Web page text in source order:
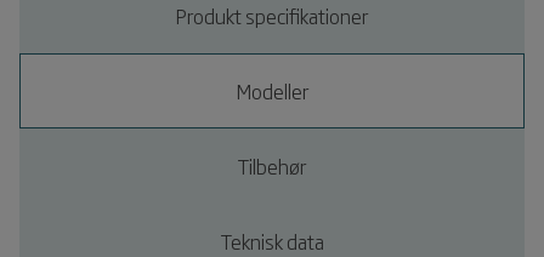
Produkt specifikationer
Modeller
Tilbehør
Teknisk data